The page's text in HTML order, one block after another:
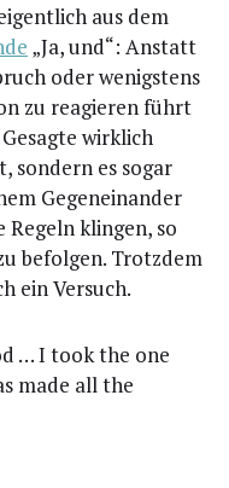
aus dem
„Ja, und“: Anstatt
oder wenigs­tens
zu reagie­ren führt
wirk­lich
son­dern es sogar
Gegen­ein­an­der
Regeln klin­gen, so
befol­gen. Trotz­dem
ein Versuch.
… I took the one
made all the